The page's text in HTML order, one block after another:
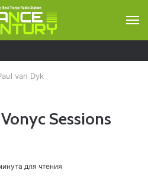
van Dyk
Sessions
для чтения